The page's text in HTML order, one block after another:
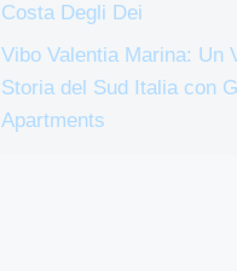
Costa Degli Dei
Vibo Valentia Marina: Un
Storia del Sud Italia con
Apartments